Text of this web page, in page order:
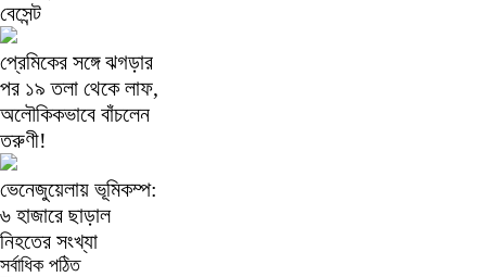
বেসেন্ট
প্রেমিকের সঙ্গে ঝগড়ার
পর ১৯ তলা থেকে লাফ,
অলৌকিকভাবে বাঁচলেন
তরুণী!
ভেনেজুয়েলায় ভূমিকম্প:
৬ হাজারে ছাড়াল
নিহতের সংখ্যা
সর্বাধিক পঠিত